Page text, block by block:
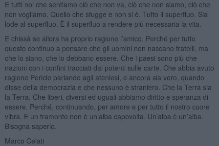
E tutti noi che sentiamo ciò che non va, ciò che non siamo, ciò che
non vogliamo. Quello che sfugge e non si è. Tutto il superfluo. Sia
lode al superfluo. È il superfluo a rendere più necessaria la vita.
E chissà se allora ha proprio ragione l’amico. Perché per tutto
questo continuo a pensare che gli uomini non nascano fratelli, ma
che lo siano, che lo debbano essere. Che i paesi sono più che
nazioni con i confini tracciati dai potenti sulle carte. Che abbia avuto
ragione Pericle parlando agli ateniesi, e ancora sia vero, quando
disse della democrazia e che nessuno è straniero. Che la Terra sia
la Terra. Che liberi, diversi ed uguali abbiamo diritto e speranza di
essere. Perché, continuando, per amore e per tutto il nostro cuore
vibra. E un tramonto non è un’alba capovolta. Un’alba è un’alba.
Bisogna saperlo.
Marco Celati